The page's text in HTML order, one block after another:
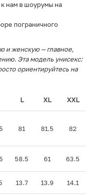
нам в шоурумы на
пограничного
и женскую — главное,
Эта модель унисекс:
ориентируйтесь на
L XL XXL
81 81.5 82
58.5 61 63.5
13.7 13.9 14.1